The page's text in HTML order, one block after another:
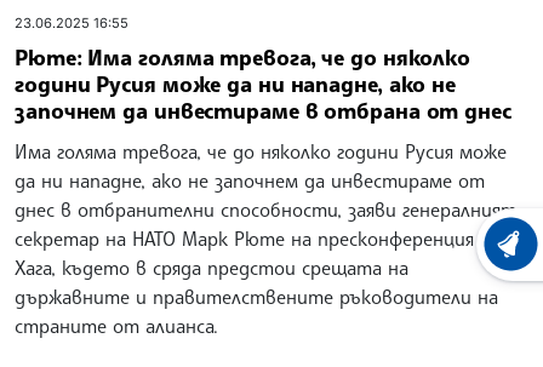
23.06.2025 16:55
Рюте: Има голяма тревога, че до няколко
години Русия може да ни нападне, ако не
започнем да инвестираме в отбрана от днес
Има голяма тревога, че до няколко години Русия може
да ни нападне, ако не започнем да инвестираме от
днес в отбранителни способности, заяви генералният
секретар на НАТО Марк Рюте на пресконференция в
Хага, където в сряда предстои срещата на
държавните и правителствените ръководители на
страните от алианса.